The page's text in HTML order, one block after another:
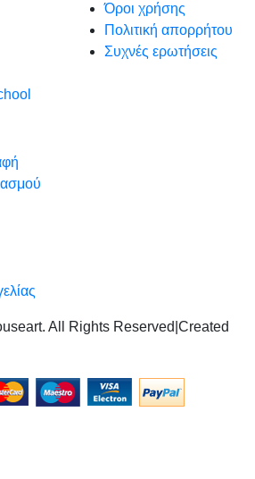
Όροι χρήσης
Πολιτική απορρήτου
Συχνές ερωτήσεις
All Rights Reserved Created